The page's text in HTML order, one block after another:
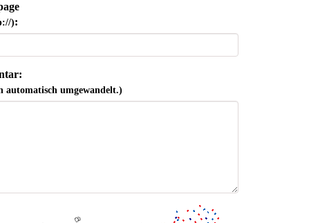
):
umgewandelt.)